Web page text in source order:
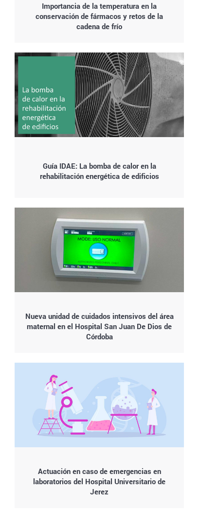
Importancia de la temperatura en la
conservación de fármacos y retos de la
cadena de frío
Guía IDAE: La bomba de calor en la
rehabilitación energética de edificios
Nueva unidad de cuidados intensivos del área
maternal en el Hospital San Juan De Dios de
Córdoba
Actuación en caso de emergencias en
laboratorios del Hospital Universitario de
Jerez